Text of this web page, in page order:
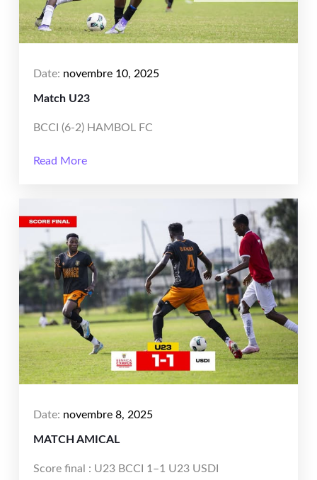
Date: novembre 10, 2025
Match U23
BCCI (6-2) HAMBOL FC
Read More
Date: novembre 8, 2025
MATCH AMICAL
Score final : U23 BCCI 1–1 U23 USDI